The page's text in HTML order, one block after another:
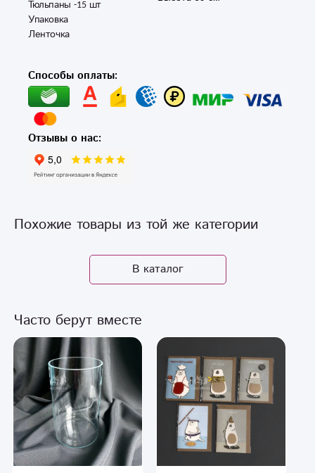
Тюльпаны -15 шт
Упаковка
Ленточка
Способы оплаты:
Отзывы о нас:
Похожие товары из той же категории
В каталог
Часто берут вместе